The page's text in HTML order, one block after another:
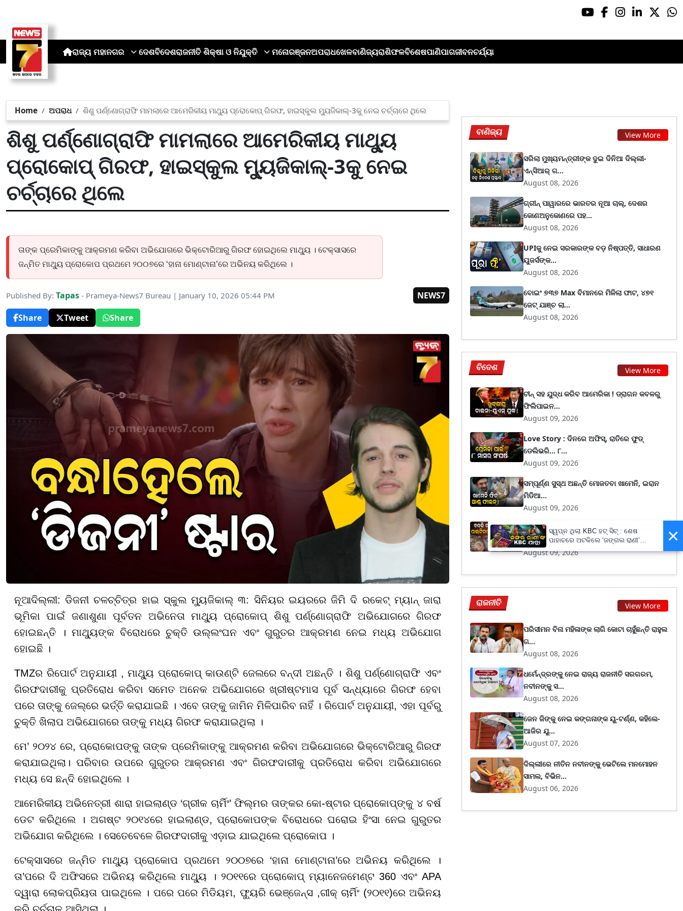
ରାଜ୍ୟ ମହାନଗର ଦେଶବିଦେଶରାଜନୀତି ଶିକ୍ଷା ଓ ନିଯୁକ୍ତି ମନୋରଞ୍ଜନଅପରାଧଖେଳବାଣିଜ୍ୟରାଶିଫଳବିଶେଷପାଣିପାଗଜୀବନଚର୍ଯ୍ୟା
Home ଅପରାଧ ଶିଶୁ ପର୍ଣ୍ଣୋଗ୍ରାଫି ମାମଲାରେ ଆମେରିକୀୟ ମାଥ୍ୟୁ ପ୍ରୋକୋପ୍ ଗିରଫ, ହାଇସ୍କୁଲ ମ୍ୟୁଜିକାଲ୍-3କୁ ନେଇ ଚର୍ଚ୍ଚାରେ ଥିଲେ
ଶିଶୁ ପର୍ଣ୍ଣୋଗ୍ରାଫି ମାମଲାରେ ଆମେରିକୀୟ ମାଥ୍ୟୁ
ପ୍ରୋକୋପ୍ ଗିରଫ, ହାଇସ୍କୁଲ ମ୍ୟୁଜିକାଲ୍-3କୁ ନେଇ
ଚର୍ଚ୍ଚାରେ ଥିଲେ
ତାଙ୍କ ପ୍ରେମିକାଙ୍କୁ ଆକ୍ରମଣ କରିବା ଅଭିଯୋଗରେ ଭିକ୍ଟୋରିଆରୁ ଗିରଫ ହୋଇଥିଲେ ମାଥ୍ୟୁ । ଟେକ୍ସାସରେ
ଜନ୍ମିତ ମାଥ୍ୟୁ ପ୍ରୋକୋପ ପ୍ରଥମେ ୨୦୦୭ରେ ‘ହାନା ମୋଣ୍ଟାନା’ରେ ଅଭିନୟ କରିଥିଲେ ।
Published By: Tapas - Prameya-News7 Bureau | January 10, 2026 05:44 PM
NEWS7
Share
Tweet Share
ନୂଆଦିଲ୍ଲୀ: ଡିଜନୀ ଚଳଚ୍ଚିତ୍ର ହାଇ ସ୍କୁଲ ମ୍ୟୁଜିକାଲ୍ ୩: ସିନିୟର ଇୟରରେ ଜିମି ଦି ରକେଟ୍ ମ୍ୟାନ୍ ଜାରା
ଭୂମିକା ପାଇଁ ଜଣାଶୁଣା ପୂର୍ବତନ ଅଭିନେତା ମାଥ୍ୟୁ ପ୍ରୋକୋପ୍ ଶିଶୁ ପର୍ଣ୍ଣୋଗ୍ରାଫି ଅଭିଯୋଗରେ ଗିରଫ
ହୋଇଛନ୍ତି । ମାଥ୍ୟୁଙ୍କ ବିରୋଧରେ ଚୁକ୍ତି ଉଲ୍ଲଂଘନ ଏବଂ ଗୁରୁତର ଆକ୍ରମଣ ନେଇ ମଧ୍ୟ ଅଭିଯୋଗ
ହୋଇଛି ।
TMZର ରିପୋର୍ଟ ଅନୁଯାୟୀ , ମାଥ୍ୟୁ ପ୍ରୋକୋପ୍ କାଉଣ୍ଟି ଜେଲରେ ବନ୍ଦୀ ଅଛନ୍ତି । ଶିଶୁ ପର୍ଣ୍ଣୋଗ୍ରାଫି ଏବଂ
ଗିରଫଦାରୀକୁ ପ୍ରତିରୋଧ କରିବା ସମେତ ଅନେକ ଅଭିଯୋଗରେ ଖ୍ରୀଷ୍ଟମାସ ପୂର୍ବ ସନ୍ଧ୍ୟାରେ ଗିରଫ ହେବା
ପରେ ତାଙ୍କୁ ଜେଲ୍ରେ ଭର୍ତ୍ତି କରାଯାଇଛି । ଏବେ ତାଙ୍କୁ ଜାମିନ ମିଳିପାରିବ ନାହିଁ । ରିପୋର୍ଟ ଅନୁଯାୟୀ, ଏହା ପୂର୍ବରୁ
ଚୁକ୍ତି ଖିଲାପ ଅଭିଯୋଗରେ ତାଙ୍କୁ ମଧ୍ୟ ଗିରଫ କରାଯାଇଥିଲା ।
ମେ’ ୨୦୨୪ ରେ, ପ୍ରୋକୋପଙ୍କୁ ତାଙ୍କ ପ୍ରେମିକାଙ୍କୁ ଆକ୍ରମଣ କରିବା ଅଭିଯୋଗରେ ଭିକ୍ଟୋରିଆରୁ ଗିରଫ
କରାଯାଇଥିଲା। ପରିବାର ଉପରେ ଗୁରୁତର ଆକ୍ରମଣ ଏବଂ ଗିରଫଦାରୀକୁ ପ୍ରତିରୋଧ କରିବା ଅଭିଯୋଗରେ
ମଧ୍ୟ ସେ ଛନ୍ଦି ହୋଇଥିଲେ ।
ଆମେରିକୀୟ ଅଭିନେତ୍ରୀ ଶାରା ହାଇଲାଣ୍ଡ ‘ଗ୍ରୀକ ଚାର୍ମିଂ’ ଫିଲ୍ମର ତାଙ୍କର କୋ-ଷ୍ଟାର ପ୍ରୋକୋପ୍ଙ୍କୁ ୪ ବର୍ଷ
ଡେଟ କରିଥିଲେ । ଅଗଷ୍ଟ ୨୦୧୪ରେ ହାଇଲାଣ୍ଡ, ପ୍ରୋକୋପଙ୍କ ବିରୋଧରେ ଘରୋଇ ହିଂସା ନେଇ ଗୁରୁତର
ଅଭିଯୋଗ କରିଥିଲେ । ସେତେବେଳେ ଗିରଫଦାରୀକୁ ଏଡ଼ାଇ ଯାଇଥିଲେ ପ୍ରୋକୋପ ।
ଟେକ୍ସାସରେ ଜନ୍ମିତ ମାଥ୍ୟୁ ପ୍ରୋକୋପ ପ୍ରଥମେ ୨୦୦୭ରେ ‘ହାନା ମୋଣ୍ଟାନା’ରେ ଅଭିନୟ କରିଥିଲେ ।
ତା’ପରେ ଦି ଅଫିସରେ ଅଭିନୟ କରିଥିଲେ ମାଥ୍ୟୁ । ୨୦୧୧ରେ ପ୍ରୋକୋପ୍ ମ୍ୟାନେଜମେଣ୍ଟ 360 ଏବଂ APA
ଦ୍ୱାରା ଲୋକପ୍ରିୟତା ପାଇଥିଲେ । ପରେ ପରେ ମିଡିୟମ, ଫ୍ୟୁରି ଭେଞ୍ଜେନ୍ସ ,ଗୀକ୍ ଚାର୍ମିଂ (୨୦୧୧)ରେ ଅଭିନୟ
କରି ଚର୍ଚ୍ଚାକୁ ଆସିଥିଲା ।
ବାଣିଜ୍ୟ View More
ସରିଲା ମୁଖ୍ୟମନ୍ତ୍ରୀଙ୍କ ଦୁଇ ଦିନିଆ ଦିଲ୍ଲୀ-
ଏନ୍‌ସିଆର୍ ଗ...
August 08, 2026
ଗ୍ରୀନ୍ ପାୱାରରେ ଭାରତର ନୂଆ ଚାଲ୍, ଦେଶର
କୋଣଅନୁକୋଣରେ ପହ...
August 08, 2026
UPIକୁ ନେଇ ସରକାରଙ୍କ ବଡ଼ ନିଷ୍ପତ୍ତି, ସାଧାରଣ
ୟୁଜର୍ସଙ୍କ...
August 08, 2026
ବୋଇଂ ୭୩୭ Max ବିମାନରେ ମିଳିଲା ଫାଟ, ୪୭୧
ଜେଟ୍ ଯାଞ୍ଚ ଲା...
August 08, 2026
ବିଦେଶ View More
ଚୀନ୍ ସହ ଯୁଦ୍ଧ କରିବ ଆମେରିକା ! ଡ୍ରାଗନ କବଳରୁ
ଫିଲିପାଇନ...
August 09, 2026
Love Story : ଦିନରେ ଅଫିସ୍, ରାତିରେ ଫୁଡ୍
ଡେଲିଭରି... ୮...
August 09, 2026
ସମ୍ପୂର୍ଣ୍ଣ ସୁସ୍ଥ ଅଛନ୍ତି ମୋଜତବା ଖାମେନି, ଇରାନ
ମିଡିଆ...
August 09, 2026
ମଣିଷରୁ କୁକୁର ପାଲଟିଗଲେ ଧନୀ ବ୍ୟକ୍ତି ! ଖର୍ଚ୍ଚ
କଲେ ୨୨୦...
August 09, 2026
ରାଜନୀତି View More
ପରିସୀମନ ବିନା ମହିଳାଙ୍କ ଲାଗି କୋଟା ଚାହୁଁଛନ୍ତି ରାହୁଲ
ଗ...
August 08, 2026
ଧର୍ମେନ୍ଦ୍ରଙ୍କୁ ନେଇ ରାଜ୍ୟ ରାଜନୀତି ସରଗରମ,
ନବୀନଙ୍କୁ ସ...
August 08, 2026
ଜେନ ଜିଙ୍କୁ ନେଇ କଙ୍ଗନାଙ୍କ ୟୁ-ଟର୍ଣ୍ଣ, କହିଲେ-
ଆଜିର ଯୁ...
August 07, 2026
ଦିଲ୍ଲୀରେ ନୀତିନ ନବୀନଙ୍କୁ ଭେଟିଲେ ମନମୋହନ
ସାମଲ, ବିଭିନ...
August 06, 2026
×
ସ୍ୱପ୍ନ ଥିଲା KBC ହଟ୍ ସିଟ୍ : ଶେଷ
ପାହାଚରେ ଅଟକିଲେ ‘ଜଙ୍ଗଲ ରାଣୀ’
ଜୟନ୍ତି ବୁରୁଦା